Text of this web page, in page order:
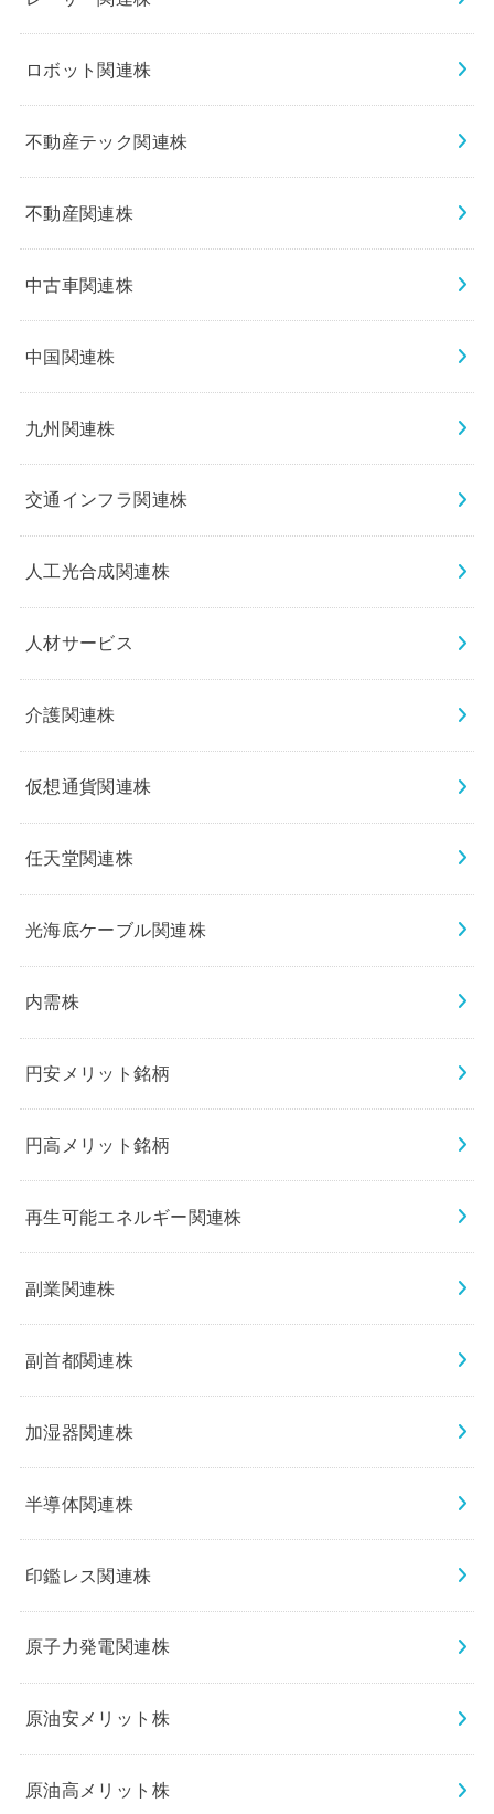
ロボット関連株
不動産テック関連株
不動産関連株
中古車関連株
中国関連株
九州関連株
交通インフラ関連株
人工光合成関連株
人材サービス
介護関連株
仮想通貨関連株
任天堂関連株
光海底ケーブル関連株
内需株
円安メリット銘柄
円高メリット銘柄
再生可能エネルギー関連株
副業関連株
副首都関連株
加湿器関連株
半導体関連株
印鑑レス関連株
原子力発電関連株
原油安メリット株
原油高メリット株